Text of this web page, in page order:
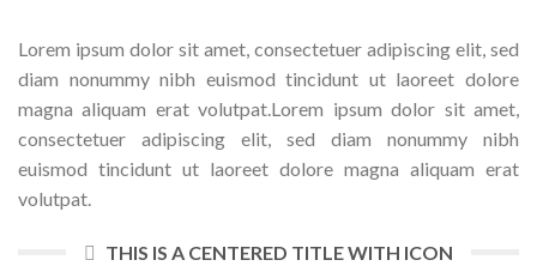
Lorem ipsum dolor sit amet, consectetuer adipiscing elit, sed
diam nonummy nibh euismod tincidunt ut laoreet dolore
magna aliquam erat volutpat.Lorem ipsum dolor sit amet,
consectetuer adipiscing elit, sed diam nonummy nibh
euismod tincidunt ut laoreet dolore magna aliquam erat
volutpat.
THIS IS A CENTERED TITLE WITH ICON